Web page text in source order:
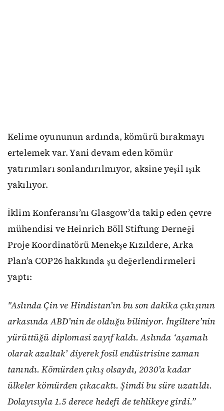
Kelime oyununun ardında, kömürü bırakmayı
ertelemek var. Yani devam eden kömür
yatırımları sonlandırılmıyor, aksine yeşil ışık
yakılıyor.
İklim Konferansı’nı Glasgow’da takip eden çevre
mühendisi veHeinrich Böll Stiftung Derneği
Proje Koordinatörü Menekşe Kızıldere, Arka
Plan’a COP26 hakkında şu değerlendirmeleri
yaptı:
"Aslında Çin ve Hindistan’ın bu son dakika çıkışının
arkasında ABD’nin de olduğu biliniyor. İngiltere’nin
yürüttüğü diplomasi zayıf kaldı. Aslında ‘aşamalı
olarak azaltak’ diyerek fosil endüstrisine zaman
tanındı. Kömürden çıkış olsaydı, 2030’a kadar
ülkeler kömürden çıkacaktı. Şimdi bu süre uzatıldı.
Dolayısıyla 1.5 derece hedefi de tehlikeye girdi.”